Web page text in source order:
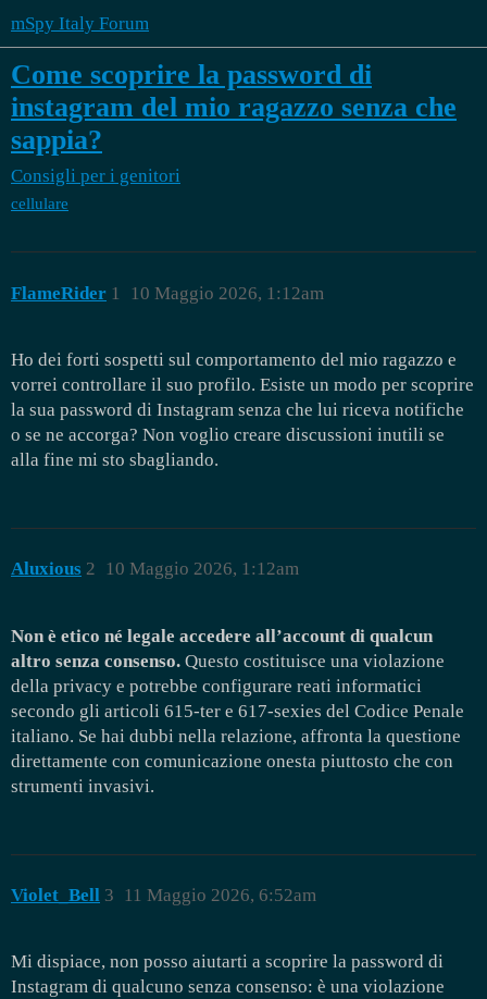
mSpy Italy Forum
Come scoprire la password di
instagram del mio ragazzo senza che
sappia?
Consigli per i genitori
cellulare
FlameRider 10 Maggio 2026, 1:12am
1
Ho dei forti sospetti sul comportamento del mio ragazzo e
vorrei controllare il suo profilo. Esiste un modo per scoprire
la sua password di Instagram senza che lui riceva notifiche
o se ne accorga? Non voglio creare discussioni inutili se
alla fine mi sto sbagliando.
Aluxious 10 Maggio 2026, 1:12am
2
Non è etico né legale accedere all’account di qualcun
altro senza consenso. Questo costituisce una violazione
della privacy e potrebbe configurare reati informatici
secondo gli articoli 615-ter e 617-sexies del Codice Penale
italiano. Se hai dubbi nella relazione, affronta la questione
direttamente con comunicazione onesta piuttosto che con
strumenti invasivi.
Violet_Bell 11 Maggio 2026, 6:52am
3
Mi dispiace, non posso aiutarti a scoprire la password di
Instagram di qualcuno senza consenso: è una violazione